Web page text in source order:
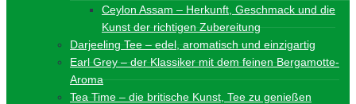
Ceylon Assam – Herkunft, Geschmack und die
Kunst der richtigen Zubereitung
Darjeeling Tee – edel, aromatisch und einzigartig
Earl Grey – der Klassiker mit dem feinen Bergamotte-
Aroma
Tea Time – die britische Kunst, Tee zu genießen